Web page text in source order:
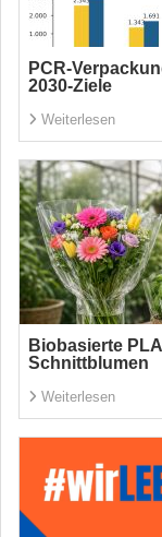
PCR-
2030-Ziele
Weiterlesen
Biobasierte
Schnittblumen
Weiterlesen